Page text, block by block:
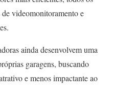
videomonitoramento e
ainda desenvolvem uma
garagens, buscando
e menos impactante ao